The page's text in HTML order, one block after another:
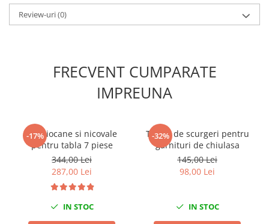
Slefuitoare electrice
Scule fixare distributie
Citroen
Dacia
Review-uri(0)
FRECVENT CUMPARATE
IMPREUNA
-17%
Set ciocane si nicovale
pentru tabla 7 piese
344,00 Lei
287,00 Lei
IN STOC
-32%
Tester de scurgeri pentru
garnituri de chiulasa
145,00 Lei
98,00 Lei
IN STOC